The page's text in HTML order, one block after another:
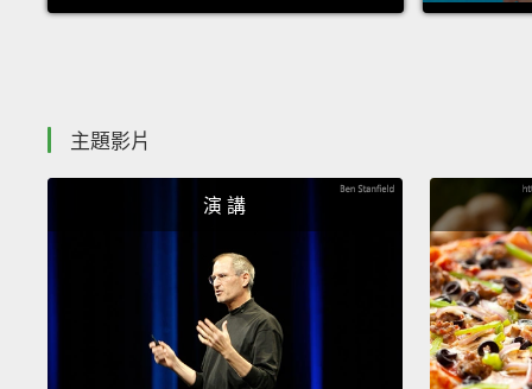
主題影片
演 講